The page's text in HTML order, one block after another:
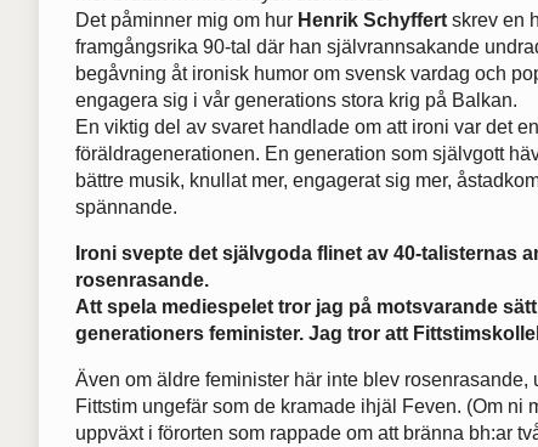
Det påminner mig om hur Henrik Schyffert skrev en
framgångsrika 90-tal där han självrannsakande
begåvning åt ironisk humor om svensk vardag och
engagera sig i vår generations stora krig på Balkan.
En viktig del av svaret handlade om att ironi var det
föräldragenerationen. En generation som självgott
bättre musik, knullat mer, engagerat sig mer,
spännande.
Ironi svepte det självgoda flinet av 40-talisternas
rosenrasande.
Att spela mediespelet tror jag på motsvarande
generationers feminister. Jag tror att
Även om äldre feminister här inte blev rosenrasande,
Fittstim ungefär som de kramade ihjäl Feven. (Om ni
uppväxt i förorten som rappade om att bränna bh:ar